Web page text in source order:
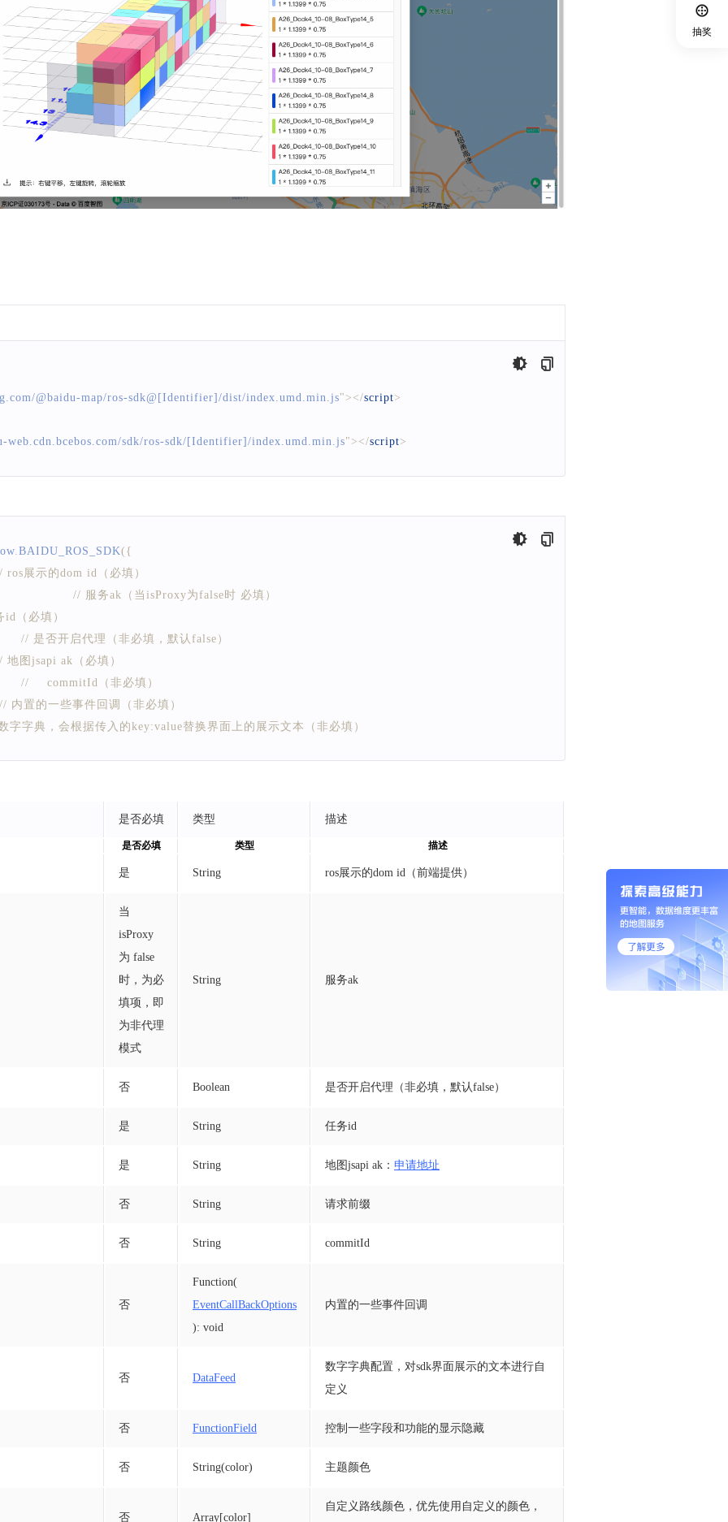
抽奖
@baidu-map/ros-sdk@[Identifier]/dist/index.umd.min.js" > </script>
web.cdn.bcebos.com/sdk/ros-sdk/[Identifier]/index.umd.min.js" > </script>
BAIDU_ROS_SDK( {
ros展示的dom id（必填）
// 服务ak（当isProxy为false时 必填）
id（必填）
// 是否开启代理（非必填，默认false）
地图jsapi ak（必填）
//	commitId（非必填）
// 内置的一些事件回调（非必填）
字字典，会根据传入的key:value替换界面上的展示文本（非必填）
是否必填 类型 描述
是否必填 类型 描述
是 String ros展示的dom id（前端提供）
当
isProxy
为 false
时，为必
填项，即
为非代理
模式
String 服务ak
否 Boolean 是否开启代理（非必填，默认false）
是 String 任务id
是 String 地图jsapi ak： 申请地址
否 String 请求前缀
否 String commitId
否
Function(
EventCallBackOptions
): void
内置的一些事件回调
否 DataFeed
数字字典配置，对sdk界面展示的文本进行自
定义
否 FunctionField 控制一些字段和功能的显示隐藏
否 String(color) 主题颜色
否 Array[color]
自定义路线颜色，优先使用自定义的颜色，